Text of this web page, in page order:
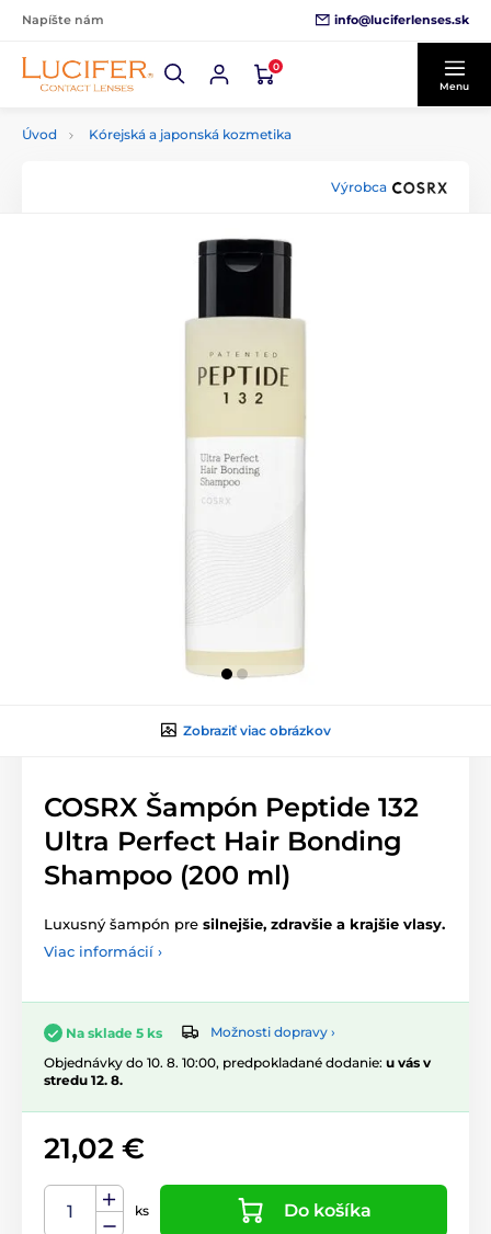
Napíšte nám info@luciferlenses.sk
0
Menu
Úvod Kórejská a japonská kozmetika
Výrobca
Zobraziť viac obrázkov
COSRX Šampón Peptide 132
Ultra Perfect Hair Bonding
Shampoo (200 ml)
Luxusný šampón pre silnejšie, zdravšie a krajšie vlasy.
Viac informácií ›
Na sklade 5 ks
Možnosti dopravy ›
Objednávky do 10. 8. 10:00, predpokladané dodanie: u vás v
stredu 12. 8.
21,02 €
ks Do košíka